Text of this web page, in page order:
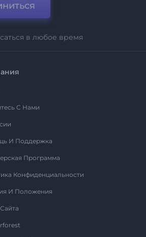
в любое время
С Нами
И Поддержка
Программа
Конфиденциальности
И Положения